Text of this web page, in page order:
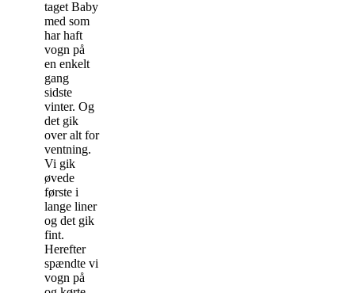
taget Baby
med som
har haft
vogn på
en enkelt
gang
sidste
vinter. Og
det gik
over alt for
ventning.
Vi gik
øvede
første i
lange liner
og det gik
fint.
Herefter
spændte vi
vogn på